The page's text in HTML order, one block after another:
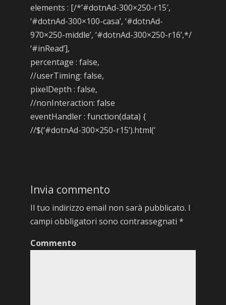
elements : [/*’#dotnAd-300×250-r15′,
‘#dotnAd-300×100-casa’, ‘#dotnAd-
970×250-middle’, ‘#dotnAd-300×250-r16’,*/
‘#inRead’],
percentage : false,
//userTiming: false,
pixelDepth : false,
//nonInteraction: false
eventHandler : function(data) {
//$(‘#dotnAd-300×250-r15’).html(‘
Invia commento
Il tuo indirizzo email non sarà pubblicato. I
campi obbligatori sono contrassegnati *
Commento